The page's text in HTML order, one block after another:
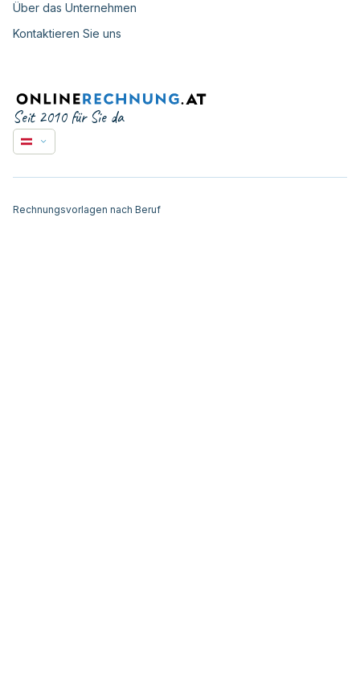
Über das Unternehmen
Kontaktieren Sie uns
Seit 2010 für Sie da
Rechnungsvorlagen nach Beruf